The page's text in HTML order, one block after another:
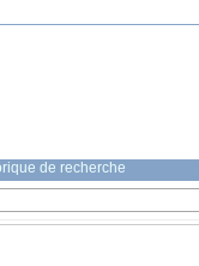
de recherche